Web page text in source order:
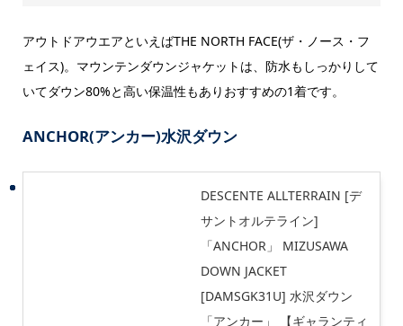
アウトドアウエアといえばTHE NORTH FACE(ザ・ノース・フ
ェイス)。マウンテンダウンジャケットは、防水もしっかりして
いてダウン80%と高い保温性もありおすすめの1着です。
ANCHOR(アンカー)水沢ダウン
DESCENTE ALLTERRAIN [デ
サントオルテライン]
「ANCHOR」 MIZUSAWA
DOWN JACKET
[DAMSGK31U] 水沢ダウン
「アンカー」 【ギャランティ